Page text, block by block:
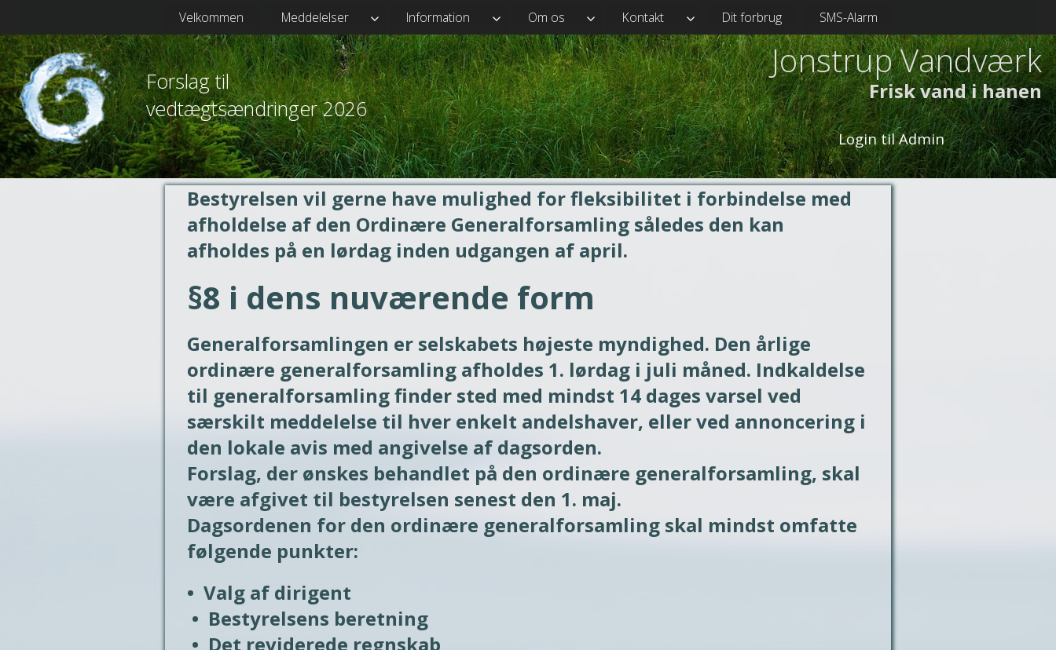
Velkommen Meddelelser Information Om os Kontakt Dit forbrug SMS-Alarm
Forslag til
vedtægtsændringer 2026
Jonstrup Vandværk
Frisk vand i hanen
Login til Admin
Bestyrelsen vil gerne have mulighed for fleksibilitet i forbindelse med
afholdelse af den Ordinære Generalforsamling således den kan
afholdes på en lørdag inden udgangen af april.
§8 i dens nuværende form
Generalforsamlingen er selskabets højeste myndighed. Den årlige
ordinære generalforsamling afholdes 1. lørdag i juli måned. Indkaldelse
til generalforsamling finder sted med mindst 14 dages varsel ved
særskilt meddelelse til hver enkelt andelshaver, eller ved annoncering i
den lokale avis med angivelse af dagsorden.
Forslag, der ønskes behandlet på den ordinære generalforsamling, skal
være afgivet til bestyrelsen senest den 1. maj.
Dagsordenen for den ordinære generalforsamling skal mindst omfatte
følgende punkter:
•  Valg af dirigent